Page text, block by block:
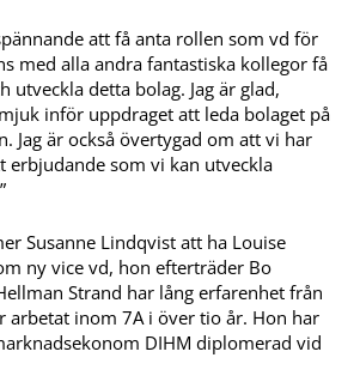
att få anta rollen som vd för
med alla andra fantastiska kollegor få
utveckla detta bolag. Jag är glad,
inför uppdraget att leda bolaget på
Jag är också övertygad om att vi har
erbjudande som vi kan utveckla
Susanne Lindqvist att ha Louise
ny vice vd, hon efterträder Bo
Strand har lång erfarenhet från
arbetat inom 7A i över tio år. Hon har
DIHM diplomerad vid